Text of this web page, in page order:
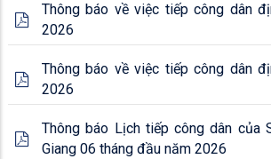
Thông báo về việc tiếp công dân
2026
Thông báo về việc tiếp công dân
2026
Thông báo Lịch tiếp công dân của
Giang 06 tháng đầu năm 2026